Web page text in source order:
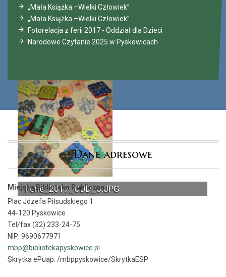
Ferie_2017_ODD_5.JPG
„Mała Książka –Wielki Człowiek”
„Mała Książka –Wielki Człowiek”
Fotorelacja z ferii 2017 - Oddział dla Dzieci
Narodowe Czytanie 2025 w Pyskowicach
Dane adresowe
Miejska Biblioteka Publiczna
Plac Józefa Piłsudskiego 1
44-120 Pyskowice
Tel/fax (32) 233-24-75
NIP: 9690677971
mbp@bibliotekapyskowice.pl
Skrytka ePuap: /mbppyskowice/SkrytkaESP